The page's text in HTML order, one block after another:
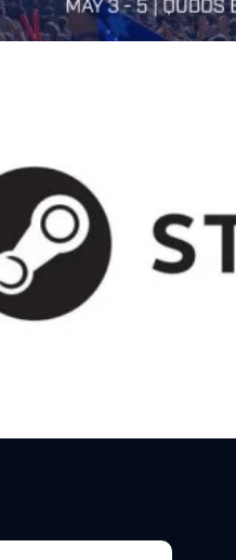
พิเศษกว่าครั้งไหนๆ เพราะว่าท
ประจำปี 2018